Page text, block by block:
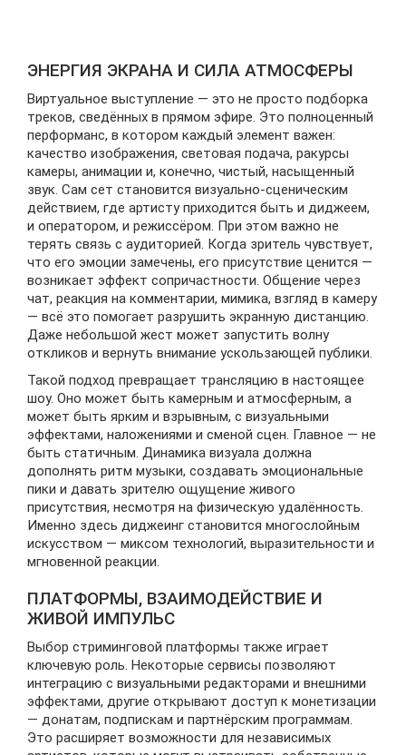
ЭНЕРГИЯ ЭКРАНА И СИЛА АТМОСФЕРЫ
Виртуальное выступление — это не просто подборка
треков, сведённых в прямом эфире. Это полноценный
перформанс, в котором каждый элемент важен:
качество изображения, световая подача, ракурсы
камеры, анимации и, конечно, чистый, насыщенный
звук. Сам сет становится визуально-сценическим
действием, где артисту приходится быть и диджеем,
и оператором, и режиссёром. При этом важно не
терять связь с аудиторией. Когда зритель чувствует,
что его эмоции замечены, его присутствие ценится —
возникает эффект сопричастности. Общение через
чат, реакция на комментарии, мимика, взгляд в камеру
— всё это помогает разрушить экранную дистанцию.
Даже небольшой жест может запустить волну
откликов и вернуть внимание ускользающей публики.
Такой подход превращает трансляцию в настоящее
шоу. Оно может быть камерным и атмосферным, а
может быть ярким и взрывным, с визуальными
эффектами, наложениями и сменой сцен. Главное — не
быть статичным. Динамика визуала должна
дополнять ритм музыки, создавать эмоциональные
пики и давать зрителю ощущение живого
присутствия, несмотря на физическую удалённость.
Именно здесь диджеинг становится многослойным
искусством — миксом технологий, выразительности и
мгновенной реакции.
ПЛАТФОРМЫ, ВЗАИМОДЕЙСТВИЕ И
ЖИВОЙ ИМПУЛЬС
Выбор стриминговой платформы также играет
ключевую роль. Некоторые сервисы позволяют
интеграцию с визуальными редакторами и внешними
эффектами, другие открывают доступ к монетизации
— донатам, подпискам и партнёрским программам.
Это расширяет возможности для независимых